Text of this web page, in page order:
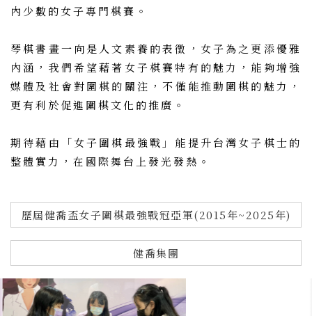
內少數的女子專門棋賽。
琴棋書畫一向是人文素養的表徵，女子為之更添優雅
內涵，我們希望藉著女子棋賽特有的魅力，能夠增強
媒體及社會對圍棋的關注，不僅能推動圍棋的魅力，
更有利於促進圍棋文化的推廣。
期待藉由「女子圍棋最強戰」能提升台灣女子棋士的
整體實力，在國際舞台上發光發熱。
歷屆健喬盃女子圍棋最強戰冠亞軍(2015年~2025年)
健喬集團
Previous